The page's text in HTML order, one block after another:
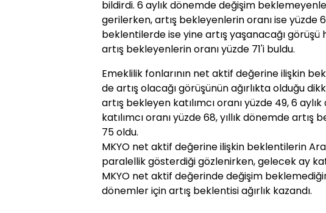
bildirdi. 6 aylık dönemde değişim
gerilerken, artış bekleyenlerin oranı ise yüzde
beklentilerde ise yine artış yaşanacağı görüşü
artış bekleyenlerin oranı yüzde 71'i buldu.
Emeklilik fonlarının net aktif değerine ilişkin
de artış olacağı görüşünün ağırlıkta olduğu
artış bekleyen katılımcı oranı yüzde 49, 6
katılımcı oranı yüzde 68, yıllık dönemde artış
75 oldu.
MKYO net aktif değerine ilişkin beklentilerin
paralellik gösterdiği gözlenirken, gelecek ay
MKYO net aktif değerinde değişim
dönemler için artış beklentisi ağırlık kazandı.